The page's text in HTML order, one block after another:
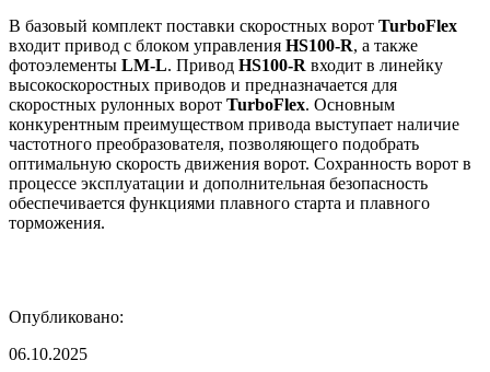
В базовый комплект поставки скоростных ворот TurboFlex
входит привод с блоком управления HS100-R, а также
фотоэлементы LM-L. Привод HS100-R входит в линейку
высокоскоростных приводов и предназначается для
скоростных рулонных ворот TurboFlex. Основным
конкурентным преимуществом привода выступает наличие
частотного преобразователя, позволяющего подобрать
оптимальную скорость движения ворот. Сохранность ворот в
процессе эксплуатации и дополнительная безопасность
обеспечивается функциями плавного старта и плавного
торможения.
Опубликовано:
06.10.2025